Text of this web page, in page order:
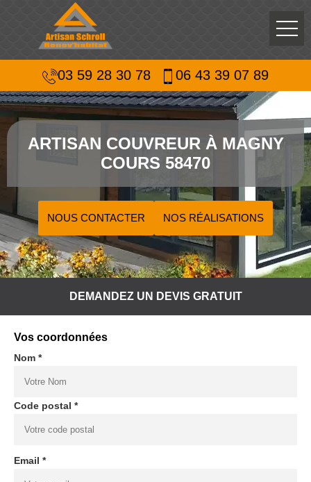
03 59 28 30 78 06 43 39 07 89
ARTISAN COUVREUR À MAGNY
COURS 58470
NOUS CONTACTER NOS RÉALISATIONS
DEMANDEZ UN DEVIS GRATUIT
Vos coordonnées
Nom *
Code postal *
Email *